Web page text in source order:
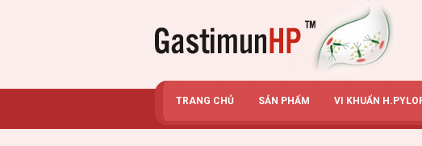
TRANG CHỦ SẢN PHẨM VI KHUẨN